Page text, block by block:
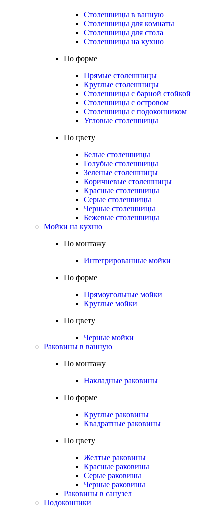
Столешницы в ванную
Столешницы для комнаты
Столешницы для стола
Столешницы на кухню
По форме
Прямые столешницы
Круглые столешницы
Столешницы с барной стойкой
Столешницы с островом
Столешницы с подоконником
Угловые столешницы
По цвету
Белые столешницы
Голубые столешницы
Зеленые столешницы
Коричневые столешницы
Красные столешницы
Серые столешницы
Черные столешницы
Бежевые столешницы
Мойки на кухню
По монтажу
Интегрированные мойки
По форме
Прямоугольные мойки
Круглые мойки
По цвету
Черные мойки
Раковины в ванную
По монтажу
Накладные раковины
По форме
Круглые раковины
Квадратные раковины
По цвету
Желтые раковины
Красные раковины
Серые раковины
Черные раковины
Раковины в санузел
Подоконники